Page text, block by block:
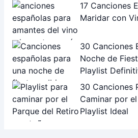
17 Canciones
Maridar con
30 Canciones
Noche de
Playlist
30 Canciones
Caminar por
Playlist Ideal